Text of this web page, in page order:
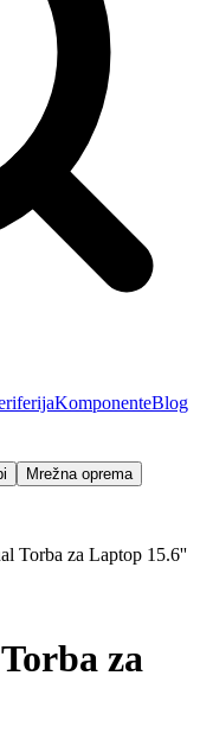
KomponenteBlog
Mrežna oprema
Torba za Laptop 15.6''
za